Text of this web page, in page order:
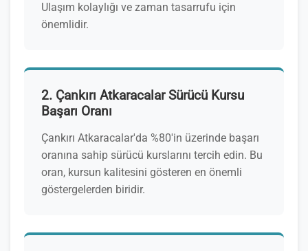
Ulaşım kolaylığı ve zaman tasarrufu için
önemlidir.
2. Çankırı Atkaracalar Sürücü Kursu
Başarı Oranı
Çankırı Atkaracalar'da %80'in üzerinde başarı
oranına sahip sürücü kurslarını tercih edin. Bu
oran, kursun kalitesini gösteren en önemli
göstergelerden biridir.